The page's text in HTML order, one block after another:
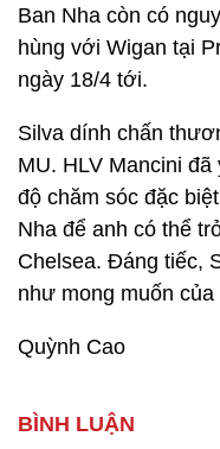
Ban Nha còn có
hùng với Wigan tại
ngày 18/4 tới.
Silva dính chấn
MU. HLV Mancini
độ chăm sóc đặc
Nha để anh có thể
Chelsea. Đáng tiếc,
như mong muốn
Quỳnh Cao